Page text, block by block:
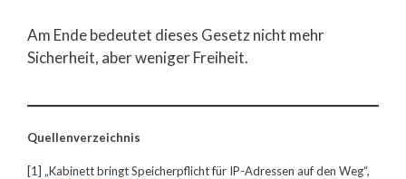
Am Ende bedeutet dieses Gesetz nicht mehr
Sicherheit, aber weniger Freiheit.
Quellenverzeichnis
[1] „Kabinett bringt Speicherpflicht für IP-Adressen auf den Weg“,